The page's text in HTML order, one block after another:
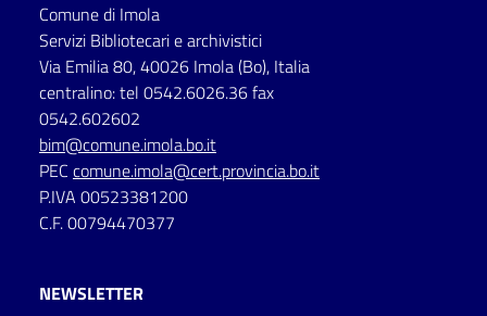
lettura
Seguici
su
Comune di Imola
Servizi Bibliotecari e archivistici
Via Emilia 80, 40026 Imola (Bo), Italia
centralino: tel 0542.6026.36 fax
0542.602602
bim@comune.imola.bo.it
PEC comune.imola@cert.provincia.bo.it
P.IVA 00523381200
C.F. 00794470377
NEWSLETTER